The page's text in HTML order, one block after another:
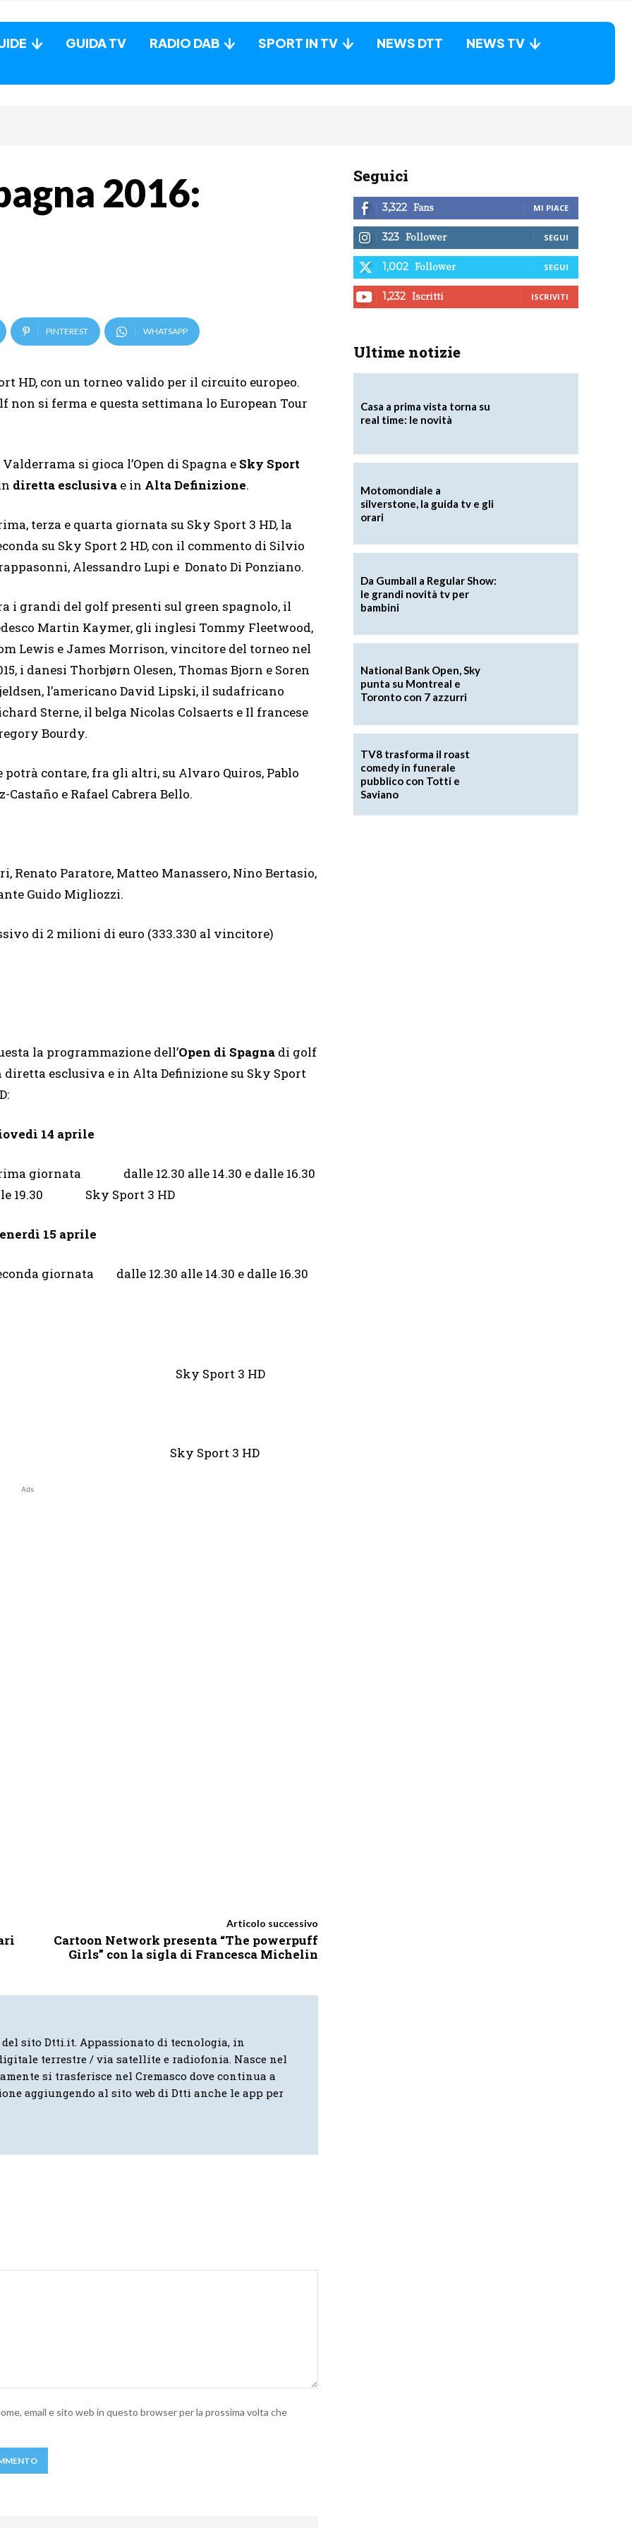
GUIDA TV RADIO DAB SPORT IN TV NEWS DTT
NEWS TV
2016:
PINTEREST WHATSAPP
HD, con un torneo valido per il circuito europeo.
non si ferma e questa settimana lo European Tour
si gioca l’Open di Spagna e Sky Sport
diretta esclusiva e in Alta Definizione.
terza e quarta giornata su Sky Sport 3 HD, la
su Sky Sport 2 HD, con il commento di Silvio
Alessandro Lupi e Donato Di Ponziano.
i grandi del golf presenti sul green spagnolo, il
Martin Kaymer, gli inglesi Tommy Fleetwood,
Lewis e James Morrison, vincitore del torneo nel
i danesi Thorbjørn Olesen, Thomas Bjorn e Soren
l’americano David Lipski, il sudafricano
Sterne, il belga Nicolas Colsaerts e Il francese
Bourdy.
contare, fra gli altri, su Alvaro Quiros, Pablo
Castaño e Rafael Cabrera Bello.
Renato Paratore, Matteo Manassero, Nino Bertasio,
Guido Migliozzi.
di 2 milioni di euro (333.330 al vincitore)
la programmazione dell’Open di Spagna di golf
diretta esclusiva e in Alta Definizione su Sky Sport
14 aprile
giornata dalle 12.30 alle 14.30 e dalle 16.30
19.30 Sky Sport 3 HD
15 aprile
giornata dalle 12.30 alle 14.30 e dalle 16.30
18 Sky Sport 3 HD
15.30 Sky Sport 3 HD
Ads
Articolo successivo
Cartoon Network presenta “The powerpuff
Girls” con la sigla di Francesca Michelin
sito Dtti.it. Appassionato di tecnologia, in
terrestre / via satellite e radiofonia. Nasce nel
si trasferisce nel Cremasco dove continua a
aggiungendo al sito web di Dtti anche le app per
email e sito web in questo browser per la prossima volta che
Seguici
3,322 Fans MI PIACE
323 Follower SEGUI
1,002 Follower SEGUI
1,232 Iscritti ISCRIVITI
Ultime notizie
Casa a prima vista torna su
real time: le novità
Motomondiale a
silverstone, la guida tv e gli
orari
Da Gumball a Regular Show:
le grandi novità tv per
bambini
National Bank Open, Sky
punta su Montreal e
Toronto con 7 azzurri
TV8 trasforma il roast
comedy in funerale
pubblico con Totti e
Saviano